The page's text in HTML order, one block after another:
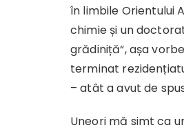
în limbile Orientului
chimie și un
grădiniță“, așa
terminat
– atât a avut de
Uneori mă simt ca